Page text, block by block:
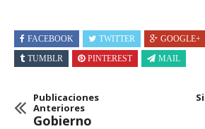
FACEBOOK TWITTER GOOGLE+
TUMBLR
PINTEREST MAIL
Publicaciones
Anteriores
Gobierno